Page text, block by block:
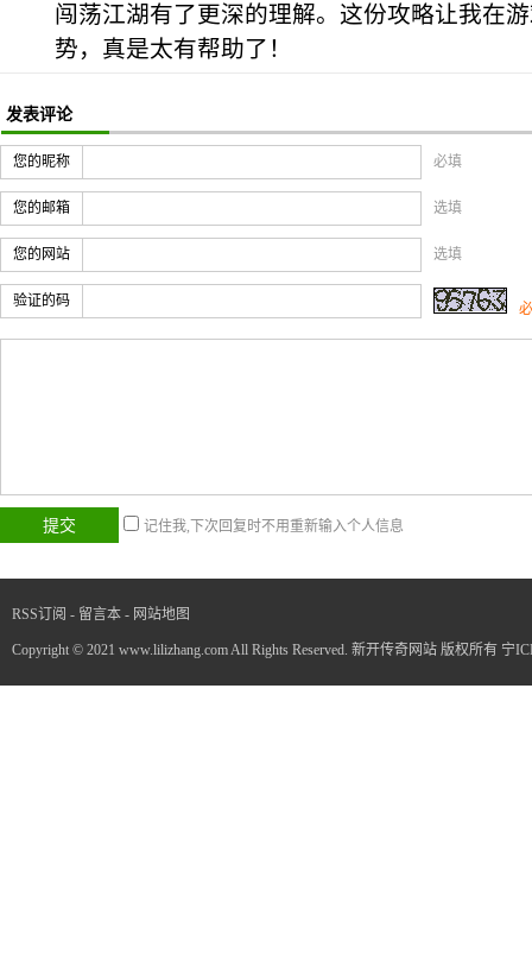
闯荡江湖有了更深的理解。这份攻略让我在
势，真是太有帮助了！
发表评论
您的昵称 必填
您的邮箱 选填
您的网站 选填
验证的码
记住我,下次回复时不用重新输入个人信息
RSS订阅 - 留言本 - 网站地图
Copyright © 2021 www.lilizhang.com All Rights Reserved. 新开传奇网站 版权所有 宁